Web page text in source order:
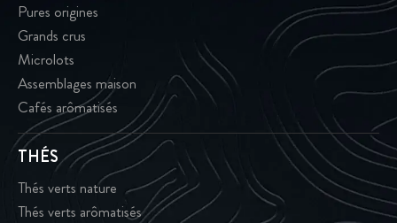
Pures origines
Grands crus
Microlots
Assemblages maison
Cafés arômatisés
THÉS
Thés verts nature
Thés verts arômatisés